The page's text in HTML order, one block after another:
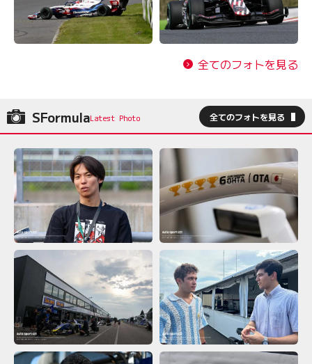
全てのフォトを見る
SFormula 全てのフォトを見る